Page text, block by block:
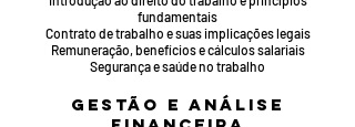
fundamentais
Contrato de trabalho e suas implicações legais
Remuneração, benefícios e cálculos salariais
Segurança e saúde no trabalho
Gestão e Análise